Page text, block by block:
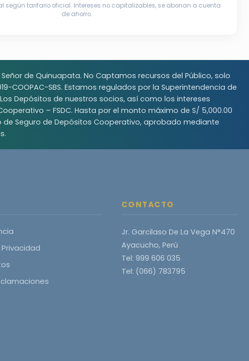
según tarifario oficial. Intereses no capitalizables, se abonan a cuenta
de ahorro.
de Quinuapata. No Captamos recursos del Público, solo
COOPAC-SBS. Estamos regulados por la Superintendencia de
Depósitos de nuestros socios, así como los intereses
– FSDC. Hasta por el monto máximo de S/ 5,000.00
Seguro de Depósitos Cooperativo, aprobado mediante
CONTACTO
Jr. Garcilaso De La Vega N°470
Ayacucho, Perú
Tel: 999 606 035
Tel: (066) 783795